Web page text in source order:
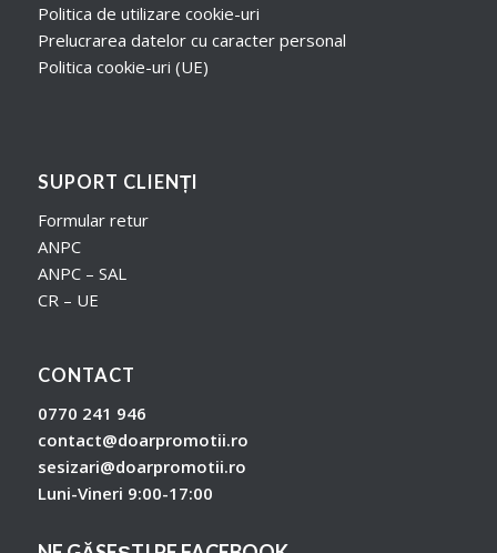
Politica de utilizare cookie-uri
Prelucrarea datelor cu caracter personal
Politica cookie-uri (UE)
SUPORT CLIENȚI
Formular retur
ANPC
ANPC – SAL
CR – UE
CONTACT
0770 241 946
contact@doarpromotii.ro
sesizari@doarpromotii.ro
Luni-Vineri 9:00-17:00